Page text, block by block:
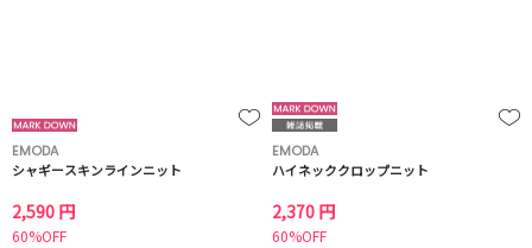
EMODA
シャギースキンラインニット
2,590 円
60%OFF
EMODA
ハイネッククロップニット
2,370 円
60%OFF